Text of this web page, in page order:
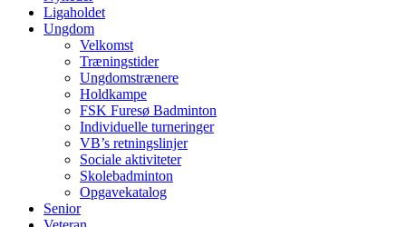
Ligaholdet
Ungdom
Velkomst
Træningstider
Ungdomstrænere
Holdkampe
FSK Furesø Badminton
Individuelle turneringer
VB’s retningslinjer
Sociale aktiviteter
Skolebadminton
Opgavekatalog
Senior